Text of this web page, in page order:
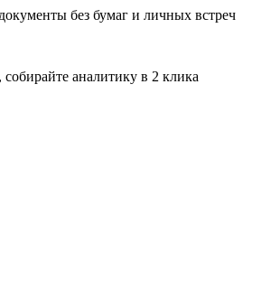
без бумаг и личных встреч
аналитику в 2 клика